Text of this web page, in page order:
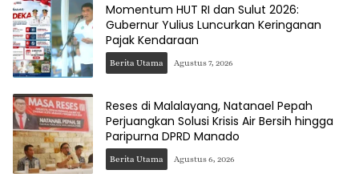
Momentum HUT RI dan Sulut 2026:
Gubernur Yulius Luncurkan Keringanan
Pajak Kendaraan
Berita Utama Agustus 7, 2026
Reses di Malalayang, Natanael Pepah
Perjuangkan Solusi Krisis Air Bersih hingga
Paripurna DPRD Manado
Berita Utama Agustus 6, 2026